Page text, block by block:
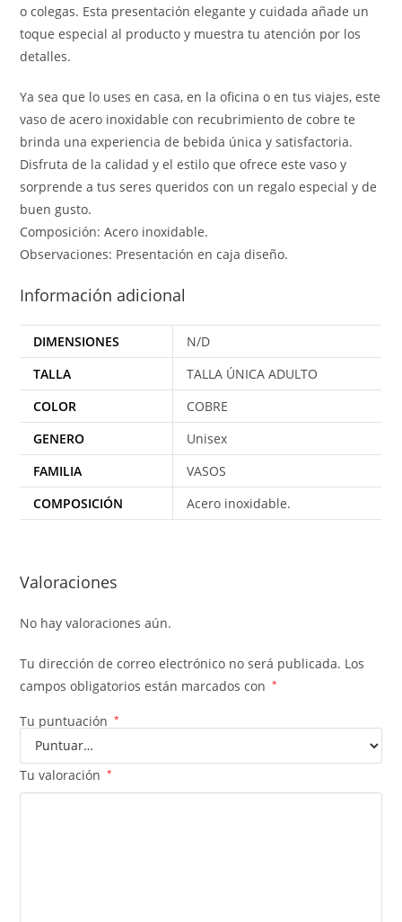
o colegas. Esta presentación elegante y cuidada añade un
toque especial al producto y muestra tu atención por los
detalles.
Ya sea que lo uses en casa, en la oficina o en tus viajes, este
vaso de acero inoxidable con recubrimiento de cobre te
brinda una experiencia de bebida única y satisfactoria.
Disfruta de la calidad y el estilo que ofrece este vaso y
sorprende a tus seres queridos con un regalo especial y de
buen gusto.
Composición: Acero inoxidable.
Observaciones: Presentación en caja diseño.
Información adicional
DIMENSIONES
N/D
TALLA
TALLA ÚNICA ADULTO
COLOR
COBRE
GENERO
Unisex
FAMILIA
VASOS
COMPOSICIÓN
Acero inoxidable.
Valoraciones
No hay valoraciones aún.
Tu dirección de correo electrónico no será publicada. Los
campos obligatorios están marcados con
*
Tu puntuación *
Tu valoración *